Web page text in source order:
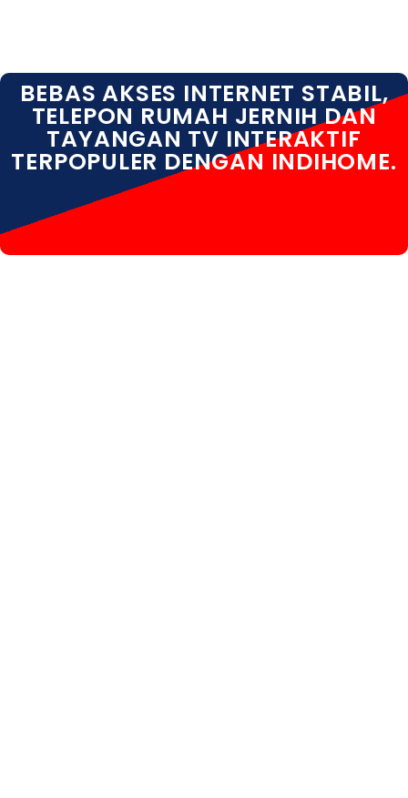
BEBAS AKSES INTERNET STABIL,
TELEPON RUMAH JERNIH DAN
TAYANGAN TV INTERAKTIF
TERPOPULER DENGAN INDIHOME.